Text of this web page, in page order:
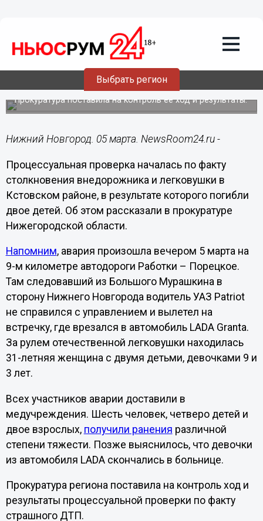
Выбрать регион
05.03.202323:13
Проверка организована после ДТП с
двумя погибшими детьми под Кстовом
Прокуратура поставила на контроль ее ход и результаты.
Нижний Новгород. 05 марта. NewsRoom24.ru -
Процессуальная проверка началась по факту
столкновения внедорожника и легковушки в
Кстовском районе, в результате которого погибли
двое детей. Об этом рассказали в прокуратуре
Нижегородской области.
Напомним, авария произошла вечером 5 марта на
9-м километре автодороги Работки – Порецкое.
Там следовавший из Большого Мурашкина в
сторону Нижнего Новгорода водитель УАЗ Patriot
не справился с управлением и вылетел на
встречку, где врезался в автомобиль LADA Granta.
За рулем отечественной легковушки находилась
31-летняя женщина с двумя детьми, девочками 9 и
3 лет.
Всех участников аварии доставили в
медучреждения. Шесть человек, четверо детей и
двое взрослых, получили ранения различной
степени тяжести. Позже выяснилось, что девочки
из автомобиля LADA скончались в больнице.
Прокуратура региона поставила на контроль ход и
результаты процессуальной проверки по факту
страшного ДТП.